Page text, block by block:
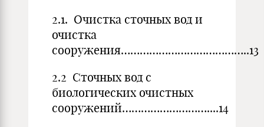
2.1. Очистка сточных вод и
очистка
сооружения…………………………………..13
2.2 Сточных вод с
биологических очистных
сооружений………………………....14